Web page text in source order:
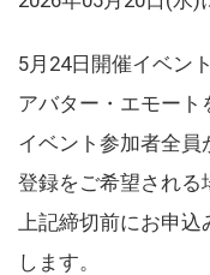
5月24日開催イベン
アバター・エモート
イベント参加者全
登録をご希望される
上記締切前にお申
します。